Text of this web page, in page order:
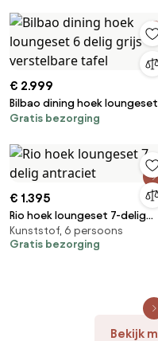
€ 2.999
Bilbao dining hoek
delig grijs verstelbare tafel
Gratis bezorging
€ 1.395
Rio hoek loungeset 7-delig
antraciet
Kunststof, 6 persoons
Gratis bezorging
Bekijk